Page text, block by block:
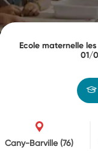
Ecole maternelle
01/
Cany-Barville(76)